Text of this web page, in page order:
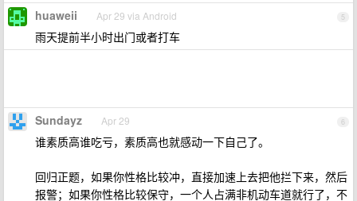
5
huaweii Apr 29 via Android
雨天提前半小时出门或者打车
6
Sundayz Apr 29
谁素质高谁吃亏，素质高也就感动一下自己了。
回归正题，如果你性格比较冲，直接加速上去把他拦下来，然后
报警；如果你性格比较保守，一个人占满非机动车道就行了，不